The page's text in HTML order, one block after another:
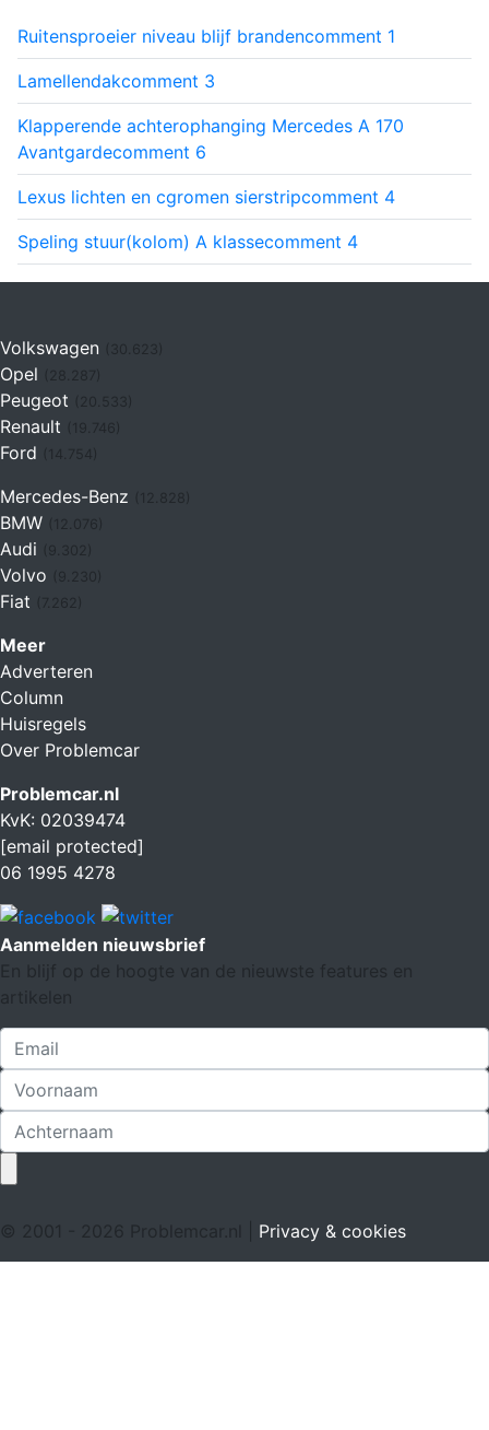
Ruitensproeier niveau blijf brandencomment 1
Lamellendakcomment 3
Klapperende achterophanging Mercedes A 170
Avantgardecomment 6
Lexus lichten en cgromen sierstripcomment 4
Speling stuur(kolom) A klassecomment 4
Volkswagen (30.623)
Opel
Peugeot
Renault (19.746)
Ford (14.754)
Mercedes-Benz
BMW (12.076)
Audi
Volvo
Fiat (7.262)
Meer
Adverteren
Column
Huisregels
Over Problemcar
Problemcar.nl
KvK: 02039474
[email protected]
06 1995 4278
Aanmelden nieuwsbrief
En blijf op de hoogte van de nieuwste features en
artikelen
© 2001 - 2026 Problemcar.nl | Privacy & cookies